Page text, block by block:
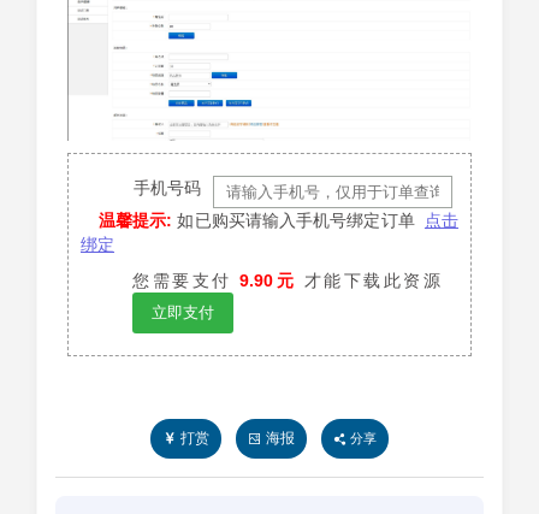
手机号码
温馨提示: 如已购买请输入手机号绑定订单
点击
绑定
您需要支付9.90元 才能下载此资源
立即支付
打赏 海报 分享